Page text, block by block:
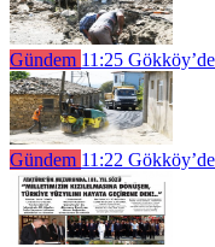
Gündem 11:25 Gökköy’de
Gündem 11:22 Gökköy’de